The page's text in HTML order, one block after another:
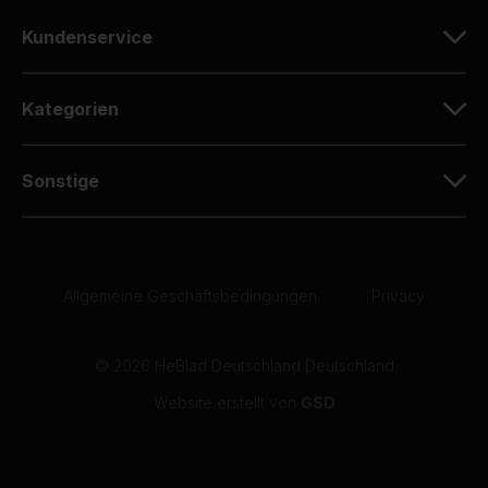
gekauft und bin sehr zufrieden mit der
Qualität.
Kundenservice
Kategorien
Sonstige